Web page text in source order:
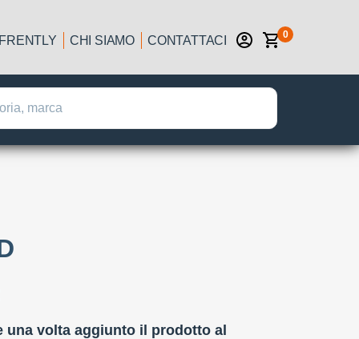
CHI SIAMO CONTATTACI 0
una volta aggiunto il prodotto al